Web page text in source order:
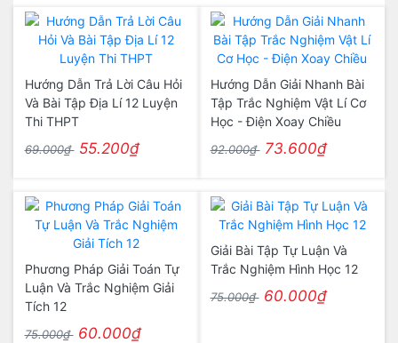
Hướng Dẫn Trả Lời Câu Hỏi
Và Bài Tập Địa Lí 12 Luyện
Thi THPT
69.000₫ 55.200₫
Hướng Dẫn Giải Nhanh Bài
Tập Trắc Nghiệm Vật Lí Cơ
Học - Điện Xoay Chiều
92.000₫ 73.600₫
Phương Pháp Giải Toán Tự
Luận Và Trắc Nghiệm Giải
Tích 12
75.000₫ 60.000₫
Giải Bài Tập Tự Luận Và
Trắc Nghiệm Hình Học 12
75.000₫ 60.000₫